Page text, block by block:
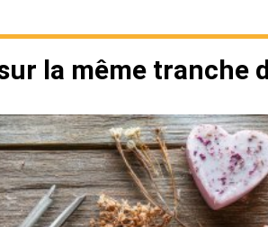
la même tranche